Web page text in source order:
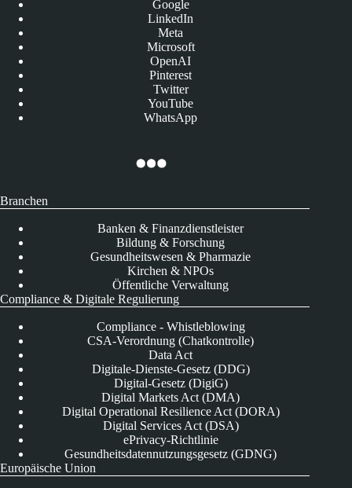
Google
LinkedIn
Meta
Microsoft
OpenAI
Pinterest
Twitter
YouTube
WhatsApp
Branchen
Banken & Finanzdienstleister
Bildung & Forschung
Gesundheitswesen & Pharmazie
Kirchen & NPOs
Öffentliche Verwaltung
Compliance & Digitale Regulierung
Compliance - Whistleblowing
CSA-Verordnung (Chatkontrolle)
Data Act
Digitale-Dienste-Gesetz (DDG)
Digital-Gesetz (DigiG)
Digital Markets Act (DMA)
Digital Operational Resilience Act (DORA)
Digital Services Act (DSA)
ePrivacy-Richtlinie
Gesundheitsdatennutzungsgesetz (GDNG)
Europäische Union